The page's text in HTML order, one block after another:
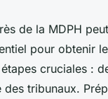
de la MDPH
pour obtenir
cruciales :
des tribunaux.